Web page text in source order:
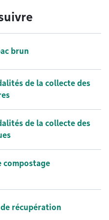
brun
de la collecte des
de la collecte des
compostage
récupération